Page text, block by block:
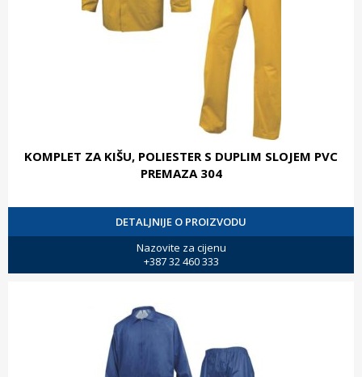
KOMPLET ZA KIŠU, POLIESTER S DUPLIM SLOJEM PVC
PREMAZA 304
DETALJNIJE O PROIZVODU
Nazovite za cijenu
+387 32 460 333